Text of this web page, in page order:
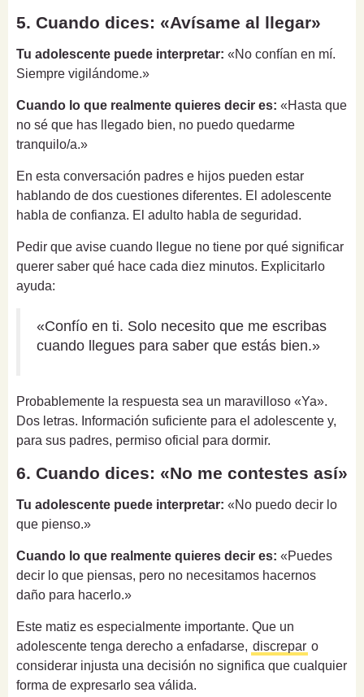
5. Cuando dices: «Avísame al llegar»
Tu adolescente puede interpretar: «No confían en mí.
Siempre vigilándome.»
Cuando lo que realmente quieres decir es: «Hasta que
no sé que has llegado bien, no puedo quedarme
tranquilo/a.»
En esta conversación padres e hijos pueden estar
hablando de dos cuestiones diferentes. El adolescente
habla de confianza. El adulto habla de seguridad.
Pedir que avise cuando llegue no tiene por qué significar
querer saber qué hace cada diez minutos. Explicitarlo
ayuda:
«Confío en ti. Solo necesito que me escribas
cuando llegues para saber que estás bien.»
Probablemente la respuesta sea un maravilloso «Ya».
Dos letras. Información suficiente para el adolescente y,
para sus padres, permiso oficial para dormir.
6. Cuando dices: «No me contestes así»
Tu adolescente puede interpretar: «No puedo decir lo
que pienso.»
Cuando lo que realmente quieres decir es: «Puedes
decir lo que piensas, pero no necesitamos hacernos
daño para hacerlo.»
Este matiz es especialmente importante. Que un
adolescente tenga derecho a enfadarse, discrepar o
considerar injusta una decisión no significa que cualquier
forma de expresarlo sea válida.